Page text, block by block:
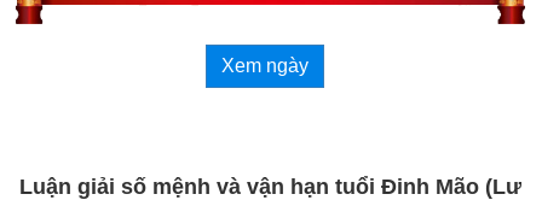
Xem ngày
Luận giải số mệnh và vận hạn tuổi Đinh Mão (Lư